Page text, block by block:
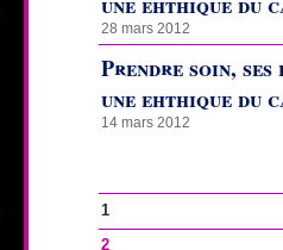
28 mars 2012
Prendre soin, ses
une ehthique du
14 mars 2012
1
2